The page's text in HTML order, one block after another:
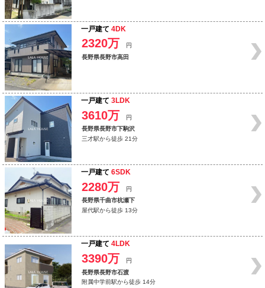
一戸建て 4DK
2320万
円
長野県長野市高田
一戸建て 3LDK
3610万
円
長野県長野市下駒沢
三才駅から徒歩 21分
一戸建て 6SDK
2280万
円
長野県千曲市杭瀬下
屋代駅から徒歩 13分
一戸建て 4LDK
3390万
円
長野県長野市石渡
附属中学前駅から徒歩 14分